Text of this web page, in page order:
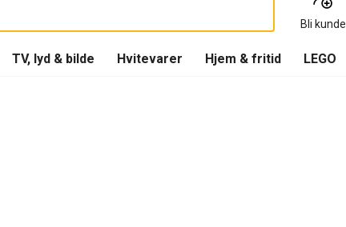
Bli kunde
TV, lyd & bilde Hvitevarer Hjem & fritid LEGO